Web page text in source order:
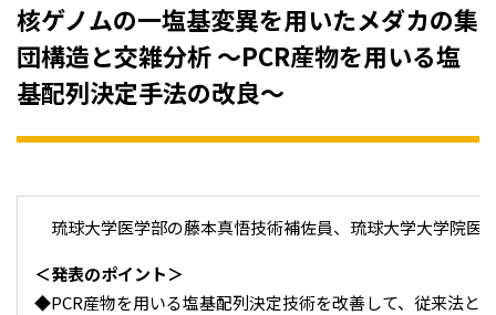
核ゲノムの一塩基変異を用いたメダカの集
団構造と交雑分析 ～PCR産物を用いる塩
基配列決定手法の改良～
琉球大学医学部の藤本真悟技術補佐員、琉球大学大学院医
＜発表のポイント＞
◆PCR産物を用いる塩基配列決定技術を改善して、従来法と